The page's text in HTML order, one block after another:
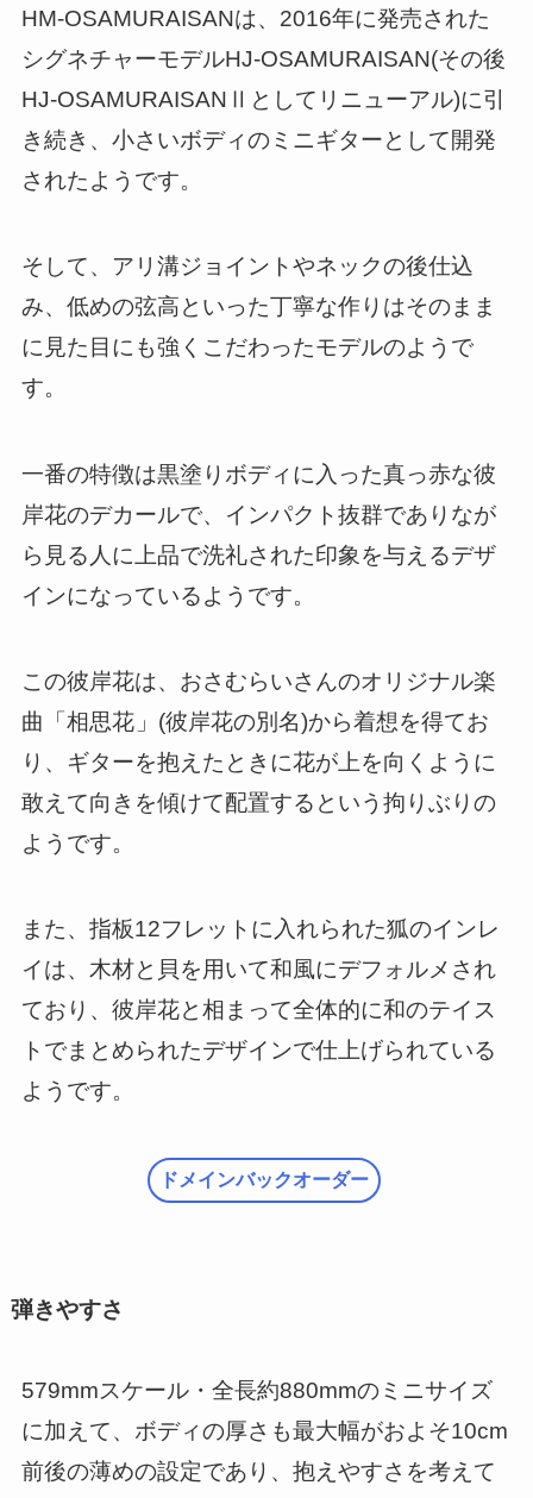
HM-OSAMURAISANは、2016年に発売された
シグネチャーモデルHJ-OSAMURAISAN(その後
HJ-OSAMURAISANⅡとしてリニューアル)に引
き続き、小さいボディのミニギターとして開発
されたようです。
そして、アリ溝ジョイントやネックの後仕込
み、低めの弦高といった丁寧な作りはそのまま
に見た目にも強くこだわったモデルのようで
す。
一番の特徴は黒塗りボディに入った真っ赤な彼
岸花のデカールで、インパクト抜群でありなが
ら見る人に上品で洗礼された印象を与えるデザ
インになっているようです。
この彼岸花は、おさむらいさんのオリジナル楽
曲「相思花 」(彼岸花の別名)から着想を得てお
り、ギターを抱えたときに花が上を向くように
敢えて向きを傾けて配置するという拘りぶりの
ようです。
また、指板12フレットに入れられた狐のインレ
イは、木材と貝を用いて和風にデフォルメされ
ており、彼岸花と相まって全体的に和のテイス
トでまとめられたデザインで仕上げられている
ようです。
ドメインバックオーダー
弾きやすさ
579mmスケール・全長約880mmのミニサイズ
に加えて、ボディの厚さも最大幅がおよそ10cm
前後の薄めの設定であり、抱えやすさを考えて